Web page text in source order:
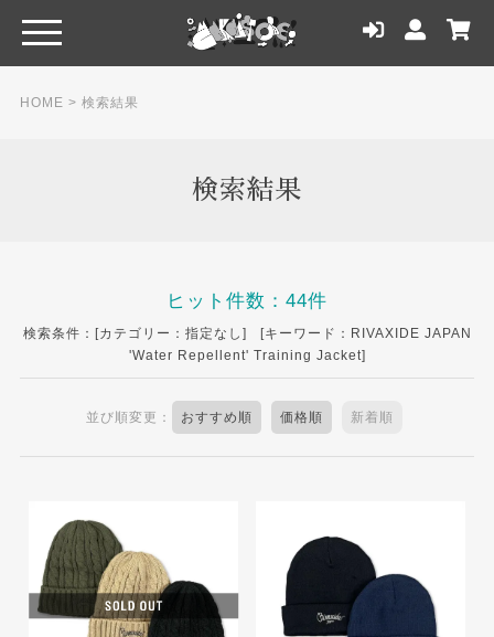
HOME > 検索結果
検索結果
ヒット件数：44件
検索条件：[カテゴリー：指定なし] [キーワード：RIVAXIDE JAPAN
'Water Repellent' Training Jacket]
並び順変更： おすすめ順 価格順 新着順